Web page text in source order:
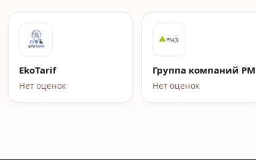
EkoTarif
Нет оценок
Группа компаний РМЭ
Нет оценок